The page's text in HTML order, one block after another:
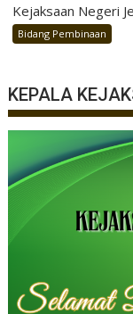
Kejaksaan Negeri
Bidang Pembinaan
KEPALA